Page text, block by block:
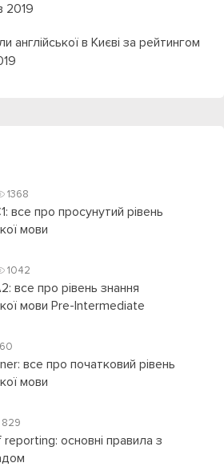
2019
в Києві за рейтингом
1368
все про просунутий рівень
мови
1042
все про рівень знання
мови Pre-Intermediate
все про початковий рівень
мови
829
основні правила з